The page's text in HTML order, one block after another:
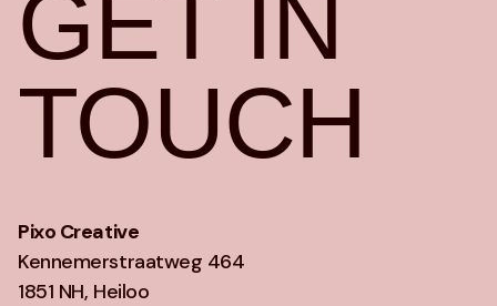
GET IN
TOUCH
Pixo Creative
Kennemerstraatweg 464
1851 NH, Heiloo